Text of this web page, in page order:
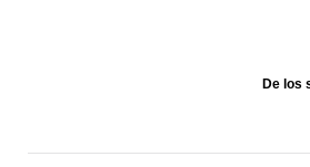
De los